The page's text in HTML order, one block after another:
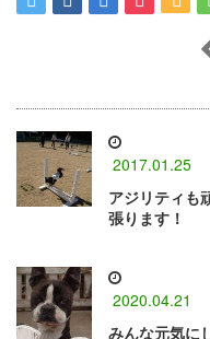
2017.01.25
アジリティも
張ります！
2020.04.21
みんな元気に